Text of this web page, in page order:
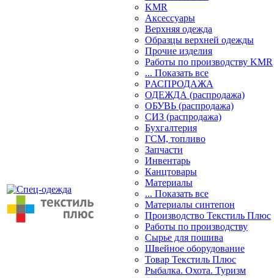
KMR
Аксессуары
Верхняя одежда
Образцы верхней одежды
Прочие изделия
Работы по производству KMR
... Показать все
PАСПРОДАЖА
ОДЕЖДА (распродажа)
ОБУВЬ (распродажа)
СИЗ (распродажа)
Бухгалтерия
ГСМ, топливо
Запчасти
Инвентарь
Канцтовары
Материалы
... Показать все
Материалы синтепон
Производство Текстиль Плюс
Работы по производству
Сырье для пошива
Швейное оборудование
Товар Текстиль Плюс
Рыбалка. Охота. Туризм